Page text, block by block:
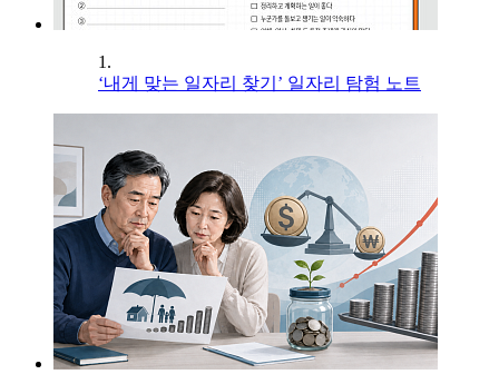
1.
‘내게 맞는 일자리 찾기’ 일자리 탐험 노트